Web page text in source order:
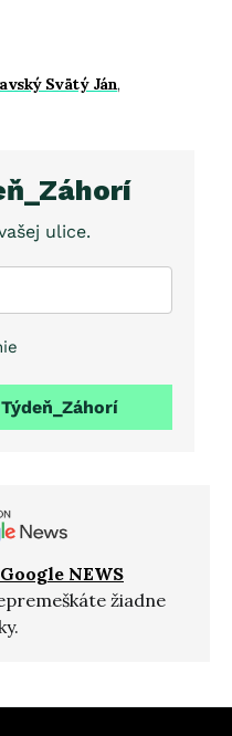
Svätý Ján,
ulice.
NEWS
žiadne